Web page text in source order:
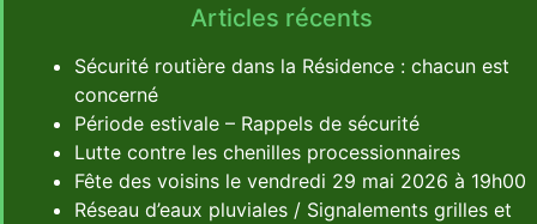
Articles récents
Sécurité routière dans la Résidence : chacun est
concerné
Période estivale – Rappels de sécurité
Lutte contre les chenilles processionnaires
Fête des voisins le vendredi 29 mai 2026 à 19h00
Réseau d’eaux pluviales / Signalements grilles et